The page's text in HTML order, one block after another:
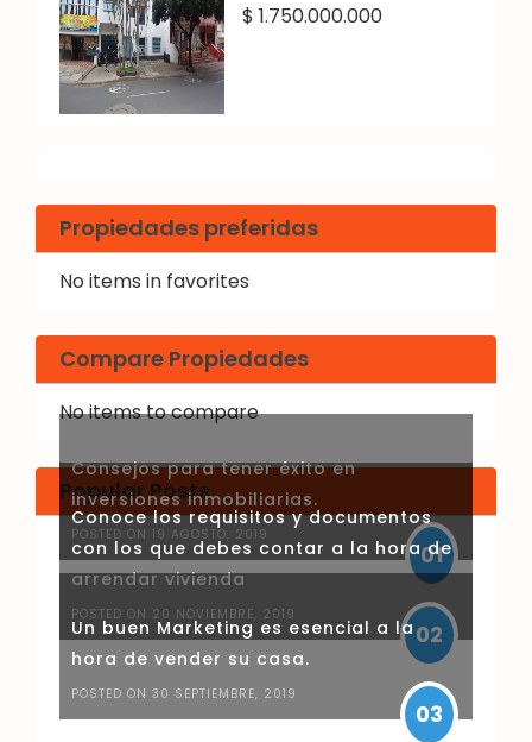
$ 1.750.000.000
Propiedades preferidas
No items in favorites
Compare Propiedades
No items to compare
Popular Posts
Consejos para tener éxito en
inversiones inmobiliarias.
POSTED ON 19 AGOSTO, 2019
01
Conoce los requisitos y documentos
con los que debes contar a la hora de
arrendar vivienda
POSTED ON 20 NOVIEMBRE, 2019
02
Un buen Marketing es esencial a la
hora de vender su casa.
POSTED ON 30 SEPTIEMBRE, 2019
03